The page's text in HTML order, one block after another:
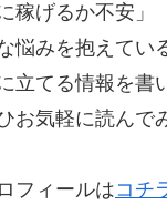
稼げるか不安」
悩みを抱えてい
立てる情報を書
お気軽に読んで
フィールはコチ